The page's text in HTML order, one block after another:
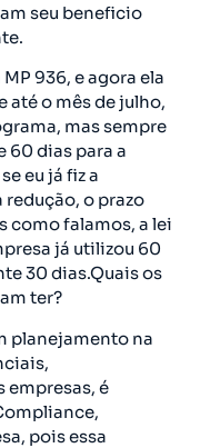
seu beneficio
936, e agora ela
até o mês de julho,
mas sempre
60 dias para a
eu já fiz a
redução, o prazo
como falamos, a lei
já utilizou 60
30 dias.Quais os
ter?
planejamento na
é
pois essa